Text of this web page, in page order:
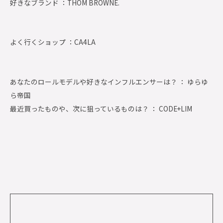
好きなブランド ： THOM BROWNE.
よく行くショップ ： CA4LA
あなたのロールモデルや好きなインフルエンサーは？ ： ゆらゆ
ら帝国
最近買ったものや、次に狙っているものは？ ： CODE+LIM